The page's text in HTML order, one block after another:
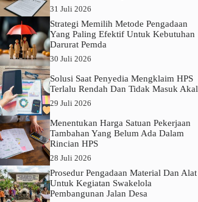
31 Juli 2026
Strategi Memilih Metode Pengadaan
Yang Paling Efektif Untuk Kebutuhan
Darurat Pemda
30 Juli 2026
Solusi Saat Penyedia Mengklaim HPS
Terlalu Rendah Dan Tidak Masuk Akal
29 Juli 2026
Menentukan Harga Satuan Pekerjaan
Tambahan Yang Belum Ada Dalam
Rincian HPS
28 Juli 2026
Prosedur Pengadaan Material Dan Alat
Untuk Kegiatan Swakelola
Pembangunan Jalan Desa